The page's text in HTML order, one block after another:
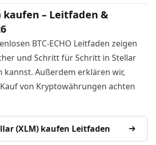
kaufen – Leitfaden &
BTC-ECHO Leitfaden zeigen
und Schritt für Schritt in Stellar
kannst. Außerdem erklären wir,
von Kryptowährungen achten
(XLM) kaufen Leitfaden